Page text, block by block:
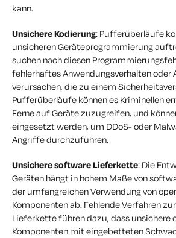
kann.
Unsichere Kodierung: Pufferüberläufe
unsicheren Geräteprogrammierung
suchen nach diesen
fehlerhaftes Anwendungsverhalten oder
verursachen, die zu einem
Pufferüberläufe können es Kriminellen
Ferne auf Geräte zuzugreifen, und
eingesetzt werden, um DDoS- oder
Angriffe durchzuführen.
Unsichere software Lieferkette: Die
Geräten hängt in hohem Maße von
der umfangreichen Verwendung von
Komponenten ab. Fehlende Verfahren
Lieferkette führen dazu, dass unsichere
Komponenten mit eingebetteten